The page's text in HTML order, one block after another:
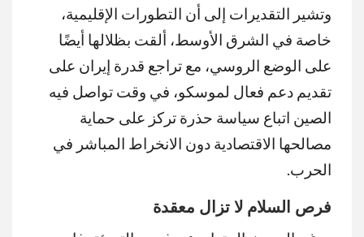
وتشير التقديرات إلى أن التطورات الإقليمية،
خاصة في الشرق الأوسط، ألقت بظلالها أيضًا
على الوضع الروسي، مع تراجع قدرة إيران على
تقديم دعم فعال لموسكو، في وقت تواصل فيه
الصين اتباع سياسة حذرة تركز على حماية
مصالحها الاقتصادية دون الانخراط المباشر في
الحرب.
فرص السلام لا تزال معقدة